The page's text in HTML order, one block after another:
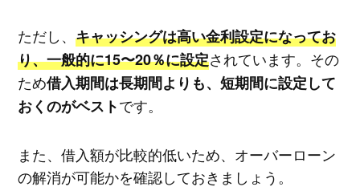
ただし、 キャッシングは高い金利設定になってお
り、一般的に15〜20％に設定されています。その
ため借入期間は長期間よりも、短期間に設定して
おくのがベストです。
また、借入額が比較的低いため、オーバーローン
の解消が可能かを確認しておきましょう。